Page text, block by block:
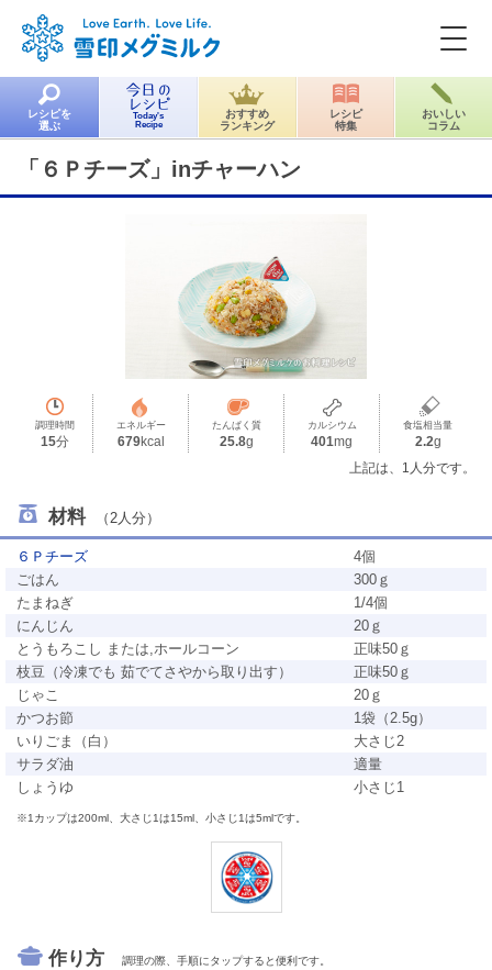
レシピを
選ぶ
Today's
Recipe
おすすめ
ランキング
レシピ
特集
おいしい
コラム
「６Ｐチーズ」inチャーハン
調理時間
15分
エネルギー
679kcal
たんぱく質
25.8g
カルシウム
401mg
食塩相当量
2.2g
上記は、1人分です。
材料 （2人分）
６Ｐチーズ
4個
ごはん
300ｇ
たまねぎ
1/4個
にんじん
20ｇ
とうもろこし または,ホールコーン
正味50ｇ
枝豆（冷凍でも 茹でてさやから取り出す）
正味50ｇ
じゃこ
20ｇ
かつお節
1袋（2.5g）
いりごま（白）
大さじ2
サラダ油
適量
しょうゆ
小さじ1
※1カップは200ml、大さじ1は15ml、小さじ1は5mlです。
作り方 調理の際、手順にタップすると便利です。